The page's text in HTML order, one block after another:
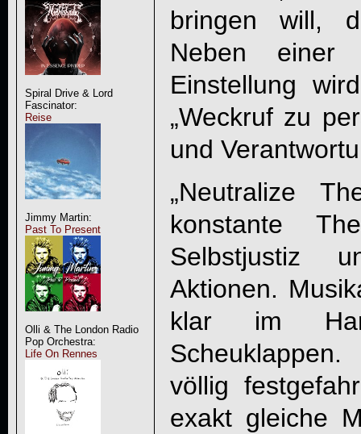
Spiral Drive & Lord
Fascinator:
Reise
Jimmy Martin:
Past To Present
Olli & The London Radio
Pop Orchestra:
Life On Rennes
bringen will,
Neben einer
Einstellung
„Weckruf zu
und
„Neutralize
konstante
Selbstjustiz
Aktionen.
klar im
völlig
exakt gleiche